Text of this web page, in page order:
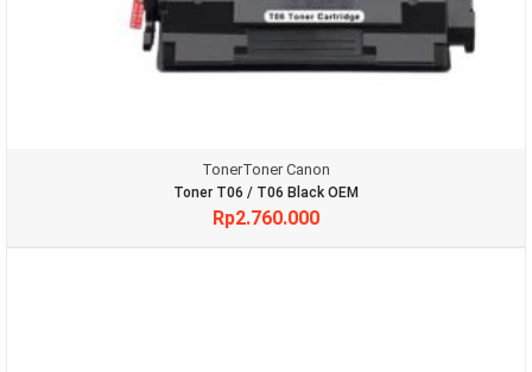
TonerToner Canon
Toner T06 / T06 Black OEM
Rp2.760.000